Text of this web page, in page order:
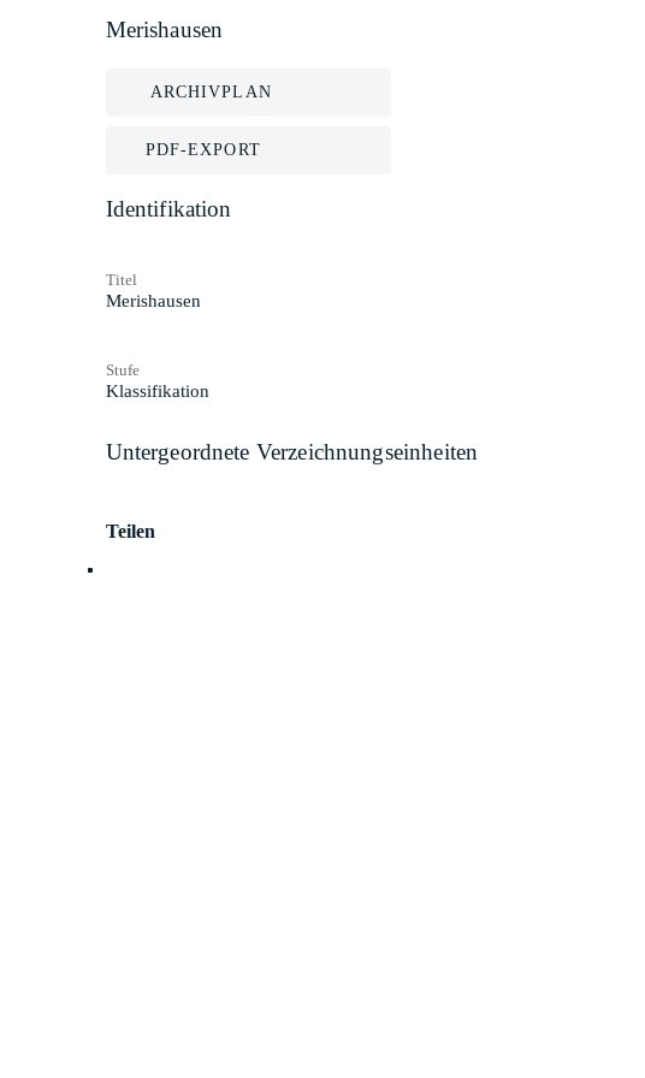
Merishausen
ARCHIVPLAN
PDF-EXPORT
Identifikation
Titel
Merishausen
Stufe
Klassifikation
Untergeordnete Verzeichnungseinheiten
Teilen